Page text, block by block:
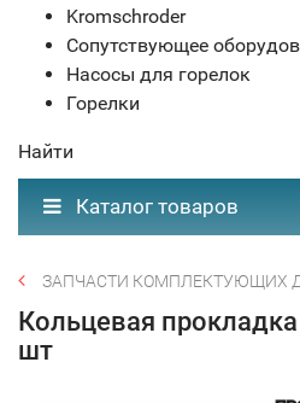
Kromschroder
Сопутствующее
Насосы для горелок
Горелки
Найти
Каталог товаров
ЗАПЧАСТИ КОМПЛЕКТУЮЩИХ
Кольцевая
шт